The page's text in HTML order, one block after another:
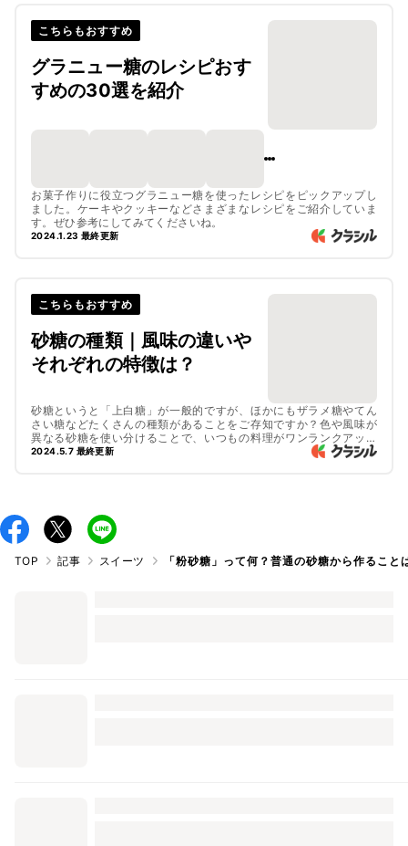
こちらもおすすめ
グラニュー糖のレシピおす
すめの30選を紹介
お菓子作りに役立つグラニュー糖を使ったレシピをピックアップし
ました。ケーキやクッキーなどさまざまなレシピをご紹介していま
す。ぜひ参考にしてみてくださいね。
2024.1.23 最終更新
こちらもおすすめ
砂糖の種類｜風味の違いや
それぞれの特徴は？
砂糖というと「上白糖」が一般的ですが、ほかにもザラメ糖やてん
さい糖などたくさんの種類があることをご存知ですか？色や風味が
異なる砂糖を使い分けることで、いつもの料理がワンランクアップ
しますよ。今回は、いろいろな砂糖の種類とその特徴をご紹介しま
2024.5.7 最終更新
TOP 記事 スイーツ 「粉砂糖」って何？普通の砂糖から作ること